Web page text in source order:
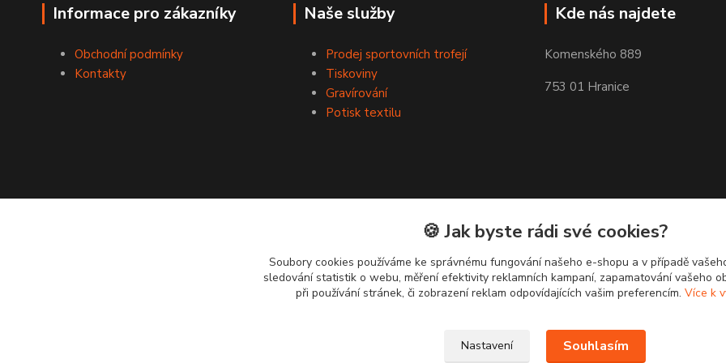
Informace pro zákazníky
Obchodní podmínky
Kontakty
Naše služby
Prodej sportovních trofejí
Tiskoviny
Gravírování
Potisk textilu
Kde nás najdete
Komenského 889
753 01 Hranice
🍪 Jak byste rádi své cookies?
Soubory cookies používáme ke správnému fungování našeho e-shopu a v případě
sledování statistik o webu, měření efektivity reklamních kampaní, zapamatování vašeho
při používání stránek, či zobrazení reklam odpovídajících vašim preferencím. Více k
Nastavení Souhlasím